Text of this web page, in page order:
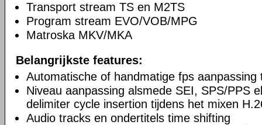
Transport stream TS en M2TS
Program stream EVO/VOB/MPG
Matroska MKV/MKA
Belangrijkste features:
Automatische of handmatige fps aanpassing
Niveau aanpassing alsmede SEI, SPS/PPS
delimiter cycle insertion tijdens het mixen
Audio tracks en ondertitels time shifting